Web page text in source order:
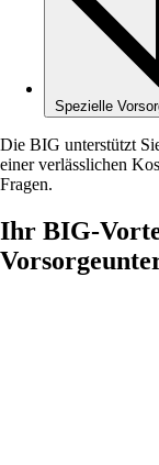
Spezielle
Die BIG unterstützt
einer verlässlichen
Fragen.
Ihr BIG-